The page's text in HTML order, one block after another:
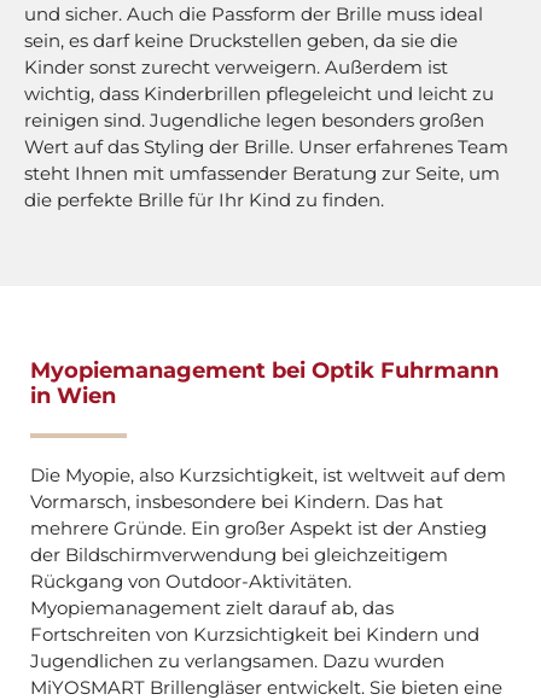
und sicher. Auch die Passform der Brille muss ideal
sein, es darf keine Druckstellen geben, da sie die
Kinder sonst zurecht verweigern. Außerdem ist
wichtig, dass Kinderbrillen pflegeleicht und leicht zu
reinigen sind. Jugendliche legen besonders großen
Wert auf das Styling der Brille. Unser erfahrenes Team
steht Ihnen mit umfassender Beratung zur Seite, um
die perfekte Brille für Ihr Kind zu finden.
Myopiemanagement bei Optik Fuhrmann
in Wien
Die Myopie, also Kurzsichtigkeit, ist weltweit auf dem
Vormarsch, insbesondere bei Kindern. Das hat
mehrere Gründe. Ein großer Aspekt ist der Anstieg
der Bildschirmverwendung bei gleichzeitigem
Rückgang von Outdoor-Aktivitäten.
Myopiemanagement zielt darauf ab, das
Fortschreiten von Kurzsichtigkeit bei Kindern und
Jugendlichen zu verlangsamen. Dazu wurden
MiYOSMART Brillengläser entwickelt. Sie bieten eine